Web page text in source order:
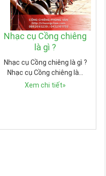
Nhạc cụ Cồng chiêng
là gì ?
Nhạc cụ Cồng chiêng là gì ?
Nhạc cụ Cồng chiêng là…
Xem chi tiết»